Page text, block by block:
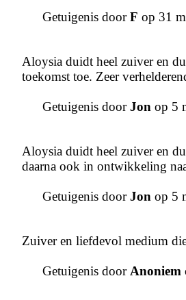
Getuigenis doorF op 31
Aloysia duidt heel zuiver en
toekomst toe. Zeer
Getuigenis doorJon op 5
Aloysia duidt heel zuiver en
daarna ook in ontwikkeling
Getuigenis doorJon op 5
Zuiver en liefdevol medium
Getuigenis doorAnoniem